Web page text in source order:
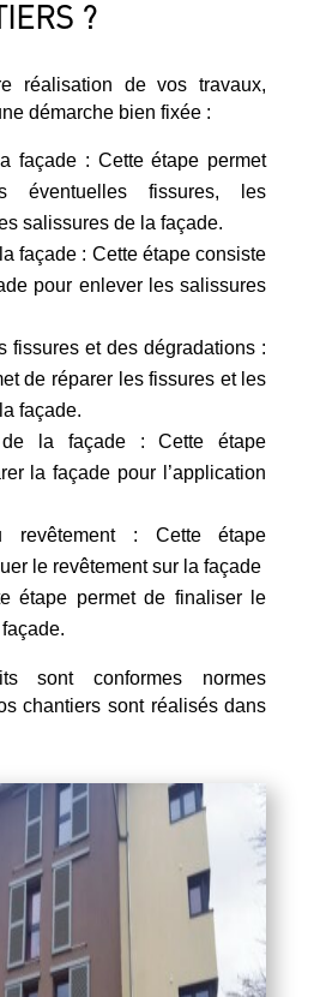
?
réalisation de vos travaux,
démarche bien fixée :
façade : Cette étape permet
éventuelles fissures, les
salissures de la façade.
façade : Cette étape consiste
pour enlever les salissures
fissures et des dégradations :
de réparer les fissures et les
façade.
de la façade : Cette étape
la façade pour l’application
revêtement : Cette étape
le revêtement sur la façade
étape permet de finaliser le
sont conformes normes
chantiers sont réalisés dans